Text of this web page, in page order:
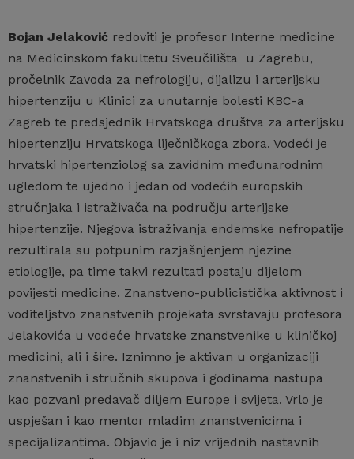
Bojan Jelaković redoviti je profesor Interne medicine
na Medicinskom fakultetu Sveučilišta u Zagrebu,
pročelnik Zavoda za nefrologiju, dijalizu i arterijsku
hipertenziju u Klinici za unutarnje bolesti KBC-a
Zagreb te predsjednik Hrvatskoga društva za arterijsku
hipertenziju Hrvatskoga liječničkoga zbora. Vodeći je
hrvatski hipertenziolog sa zavidnim međunarodnim
ugledom te ujedno i jedan od vodećih europskih
stručnjaka i istraživača na području arterijske
hipertenzije. Njegova istraživanja endemske nefropatije
rezultirala su potpunim razjašnjenjem njezine
etiologije, pa time takvi rezultati postaju dijelom
povijesti medicine. Znanstveno-publicistička aktivnost i
voditeljstvo znanstvenih projekata svrstavaju profesora
Jelakovića u vodeće hrvatske znanstvenike u kliničkoj
medicini, ali i šire. Iznimno je aktivan u organizaciji
znanstvenih i stručnih skupova i godinama nastupa
kao pozvani predavač diljem Europe i svijeta. Vrlo je
uspješan i kao mentor mladim znanstvenicima i
specijalizantima. Objavio je i niz vrijednih nastavnih